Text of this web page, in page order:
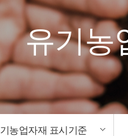
혁
현황
시는길
유기농업자재 조
공시제도와 기
공시 절차와 수
유기농업자재 표
법적규정 및 신청
유기농
농업자재 표시기준